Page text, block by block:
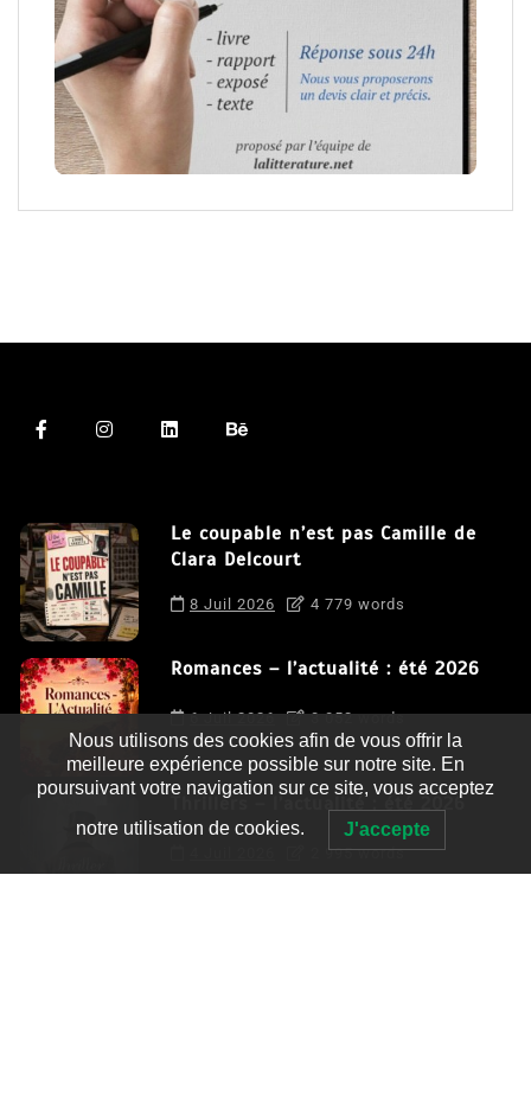
Le coupable n’est pas Camille de
Clara Delcourt
8 Juil 2026 4 779 words
Romances – l’actualité : été 2026
6 Juil 2026 3 052 words
Thrillers – l’actualité : été 2026
2 995 words
Nous utilisons des cookies afin de vous offrir la
meilleure expérience possible sur notre site. En
poursuivant votre navigation sur ce site, vous acceptez
notre utilisation de cookies. J'accepte